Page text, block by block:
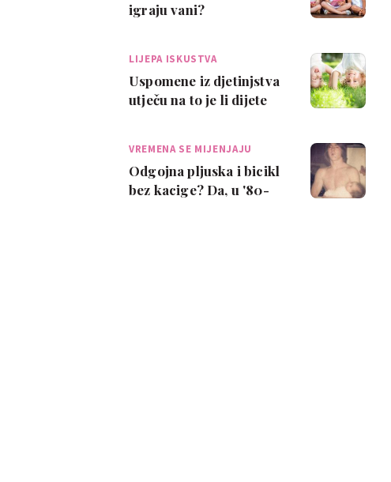
igraju vani?
LIJEPA ISKUSTVA
Uspomene iz djetinjstva
utječu na to je li dijete
VREMENA SE MIJENJAJU
Odgojna pljuska i bicikl
bez kacige? Da, u '80-